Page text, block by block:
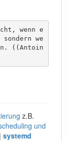
we
((Antoin
z.B.
und
| systemd